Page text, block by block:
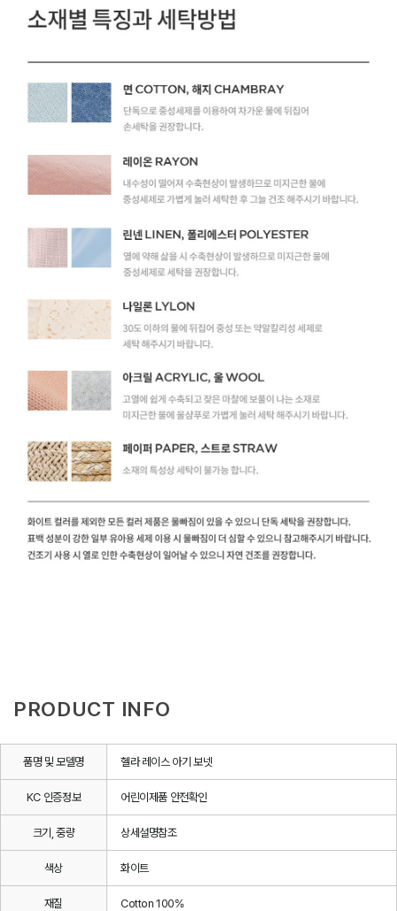
PRODUCT INFO
품명 및 모델명 헬라 레이스 아기 보넷
KC 인증정보 어린이제품 안전확인
크기, 중량 상세설명참조
색상 화이트
재질 Cotton 100%